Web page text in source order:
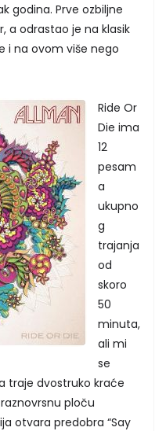
godina. Prve ozbiljne
a odrastao je na klasik
i na ovom više nego
Ride Or
Die ima
12
pesam
a
ukupno
g
trajanja
od
skoro
50
minuta,
ali mi
se
traje dvostruko kraće
ploču
otvara predobra “Say